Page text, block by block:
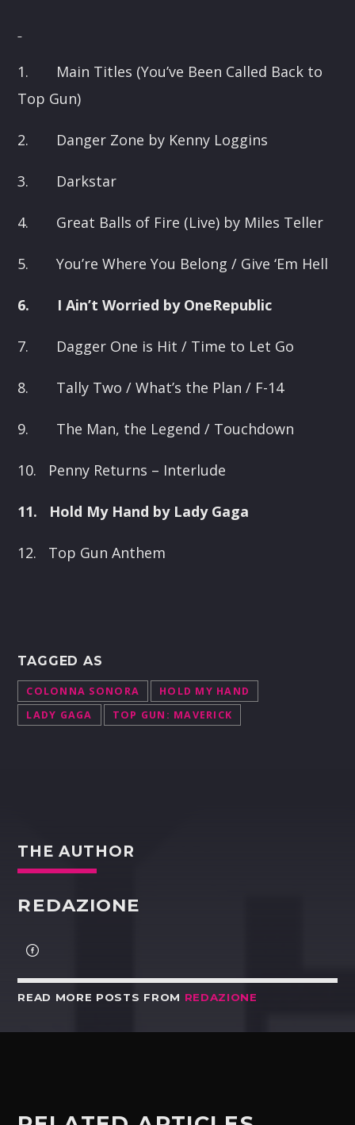
1. Main Titles (You’ve Been Called Back to
Top Gun)
2. Danger Zone by Kenny Loggins
3. Darkstar
4. Great Balls of Fire (Live) by Miles Teller
5.You’re Where You Belong / Give ‘Em Hell
6. I Ain’t Worried by OneRepublic
7. Dagger One is Hit / Time to Let Go
8. Tally Two / What’s the Plan / F-14
9. The Man, the Legend / Touchdown
10. Penny Returns – Interlude
11. Hold My Hand by Lady Gaga
12. Top Gun Anthem
TAGGED AS
COLONNA SONORA
HOLD MY HAND
LADY GAGA
TOP GUN: MAVERICK
THE AUTHOR
REDAZIONE
READ MORE POSTS FROM REDAZIONE